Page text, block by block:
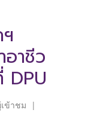
าชีว
DPU
ข้าชม |